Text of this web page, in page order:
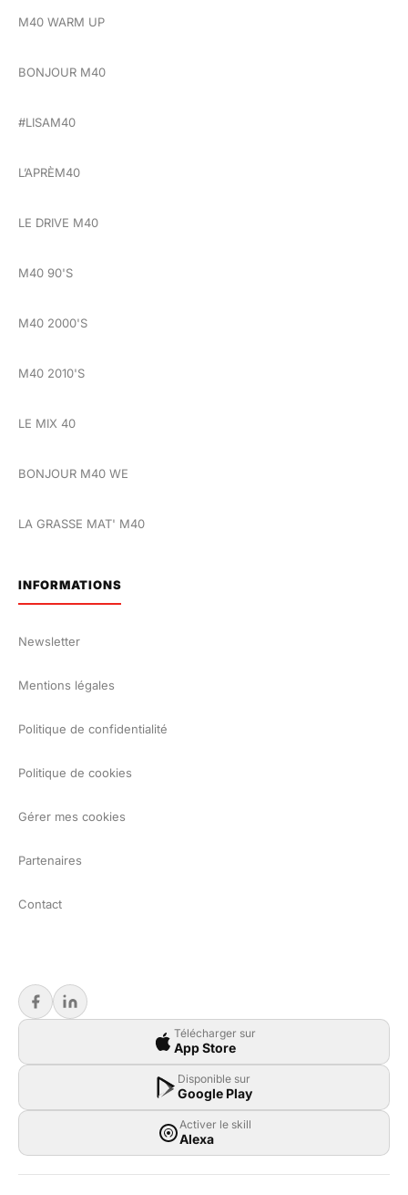
M40 WARM UP
BONJOUR M40
#LISAM40
L’APRÈM40
LE DRIVE M40
M40 90'S
M40 2000'S
M40 2010'S
LE MIX 40
BONJOUR M40 WE
LA GRASSE MAT' M40
INFORMATIONS
Newsletter
Mentions légales
Politique de confidentialité
Politique de cookies
Gérer mes cookies
Partenaires
Contact
Télécharger sur
App Store
Disponible sur
Google Play
Activer le skill
Alexa